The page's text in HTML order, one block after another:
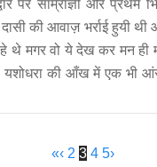
पर साम्राज्ञी और प्रथम
की आवाज़ भर्राई हुयी
थे मगर वो ये देख कर मन ही
यशोधरा की आँख में एक भी
«‹ 2 3 4 5›